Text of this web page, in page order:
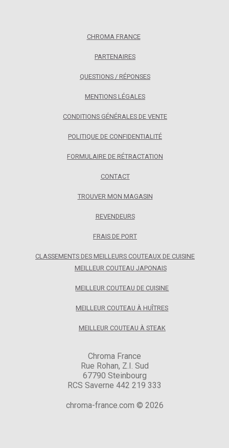
CHROMA FRANCE
PARTENAIRES
QUESTIONS / RÉPONSES
MENTIONS LÉGALES
CONDITIONS GÉNÉRALES DE VENTE
POLITIQUE DE CONFIDENTIALITÉ
FORMULAIRE DE RÉTRACTATION
CONTACT
TROUVER MON MAGASIN
REVENDEURS
FRAIS DE PORT
CLASSEMENTS DES MEILLEURS COUTEAUX DE CUISINE
MEILLEUR COUTEAU JAPONAIS
MEILLEUR COUTEAU DE CUISINE
MEILLEUR COUTEAU À HUÎTRES
MEILLEUR COUTEAU À STEAK
Chroma France
Rue Rohan, Z.I. Sud
67790 Steinbourg
RCS Saverne 442 219 333
chroma-france.com © 2026